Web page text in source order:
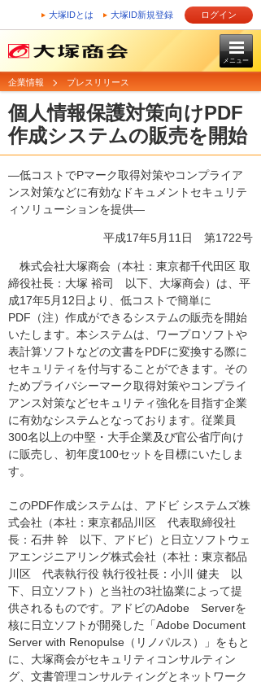
大塚IDとは 大塚ID新規登録 ログイン
メニュー
企業情報 プレスリリース
個人情報保護対策向けPDF
作成システムの販売を開始
―低コストでPマーク取得対策やコンプライア
ンス対策などに有効なドキュメントセキュリテ
ィソリューションを提供―
平成17年5月11日 第1722号
株式会社大塚商会（本社：東京都千代田区 取
締役社長：大塚 裕司 以下、大塚商会）は、平
成17年5月12日より、低コストで簡単に
PDF（注）作成ができるシステムの販売を開始
いたします。本システムは、ワープロソフトや
表計算ソフトなどの文書をPDFに変換する際に
セキュリティを付与することができます。その
ためプライバシーマーク取得対策やコンプライ
アンス対策などセキュリティ強化を目指す企業
に有効なシステムとなっております。従業員
300名以上の中堅・大手企業及び官公省庁向け
に販売し、初年度100セットを目標にいたしま
す。
このPDF作成システムは、アドビ システムズ株
式会社（本社：東京都品川区 代表取締役社
長：石井 幹 以下、アドビ）と日立ソフトウェ
アエンジニアリング株式会社（本社：東京都品
川区 代表執行役 執行役社長：小川 健夫 以
下、日立ソフト）と当社の3社協業によって提
供されるものです。アドビのAdobe Serverを
核に日立ソフトが開発した「Adobe Document
Server with Renopulse（リノパルス）」をもと
に、大塚商会がセキュリティコンサルティン
グ、文書管理コンサルティングとネットワーク